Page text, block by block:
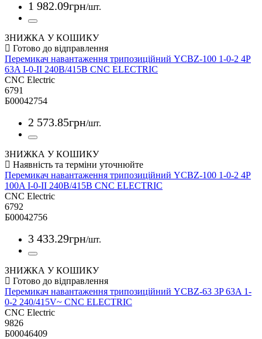
1 982.09грн/шт.
ЗНИЖКА У КОШИКУ
Перемикач навантаження трипозиційний YCBZ-100 1-0-2 4P
63A I-0-II 240B/415B CNC ELECTRIC
CNC Electric
6791
Б00042754
2 573.85грн/шт.
ЗНИЖКА У КОШИКУ
Перемикач навантаження трипозиційний YCBZ-100 1-0-2 4P
100A I-0-II 240B/415B CNC ELECTRIC
CNC Electric
6792
Б00042756
3 433.29грн/шт.
ЗНИЖКА У КОШИКУ
Перемикач навантаження трипозиційний YCBZ-63 3P 63A 1-
0-2 240/415V~ CNC ELECTRIC
CNC Electric
9826
Б00046409